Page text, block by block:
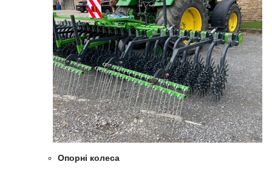
Опорні колеса